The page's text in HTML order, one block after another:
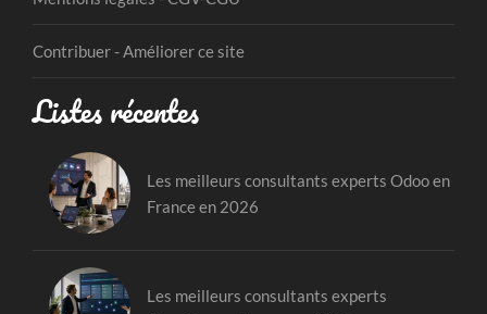
Contribuer - Améliorer ce site
Listes récentes
Les meilleurs consultants experts Odoo en
France en 2026
Les meilleurs consultants experts